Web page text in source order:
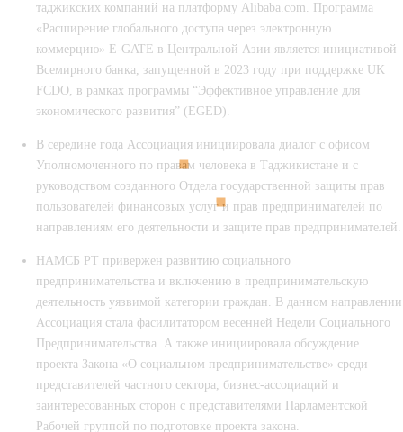
таджикских компаний на платформу Alibaba.com. Программа
«Расширение глобального доступа через электронную
коммерцию» E-GATE в Центральной Азии является инициативой
Всемирного банка, запущенной в 2023 году при поддержке UK
FCDO, в рамках программы “Эффективное управление для
экономического развития” (EGED).
В середине года Ассоциация инициировала диалог с офисом
Уполномоченного по правам человека в Таджикистане и с
руководством созданного Отдела государственной защиты прав
пользователей финансовых услуг и прав предпринимателей по
направлениям его деятельности и защите прав предпринимателей.
НАМСБ РТ привержен развитию социального
предпринимательства и включению в предпринимательскую
деятельность уязвимой категории граждан. В данном направлении
Ассоциация стала фасилитатором весенней Недели Социального
Предпринимательства. А также инициировала обсуждение
проекта Закона «О социальном предпринимательстве» среди
представителей частного сектора, бизнес-ассоциаций и
заинтересованных сторон с представителями Парламентской
Рабочей группой по подготовке проекта закона.